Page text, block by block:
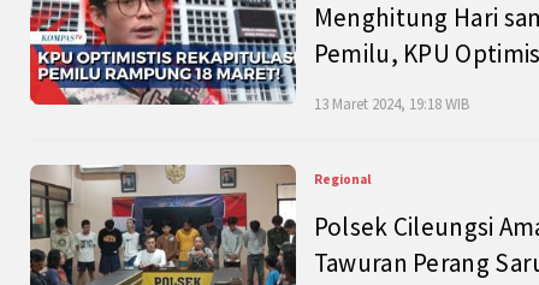
Menghitung Hari
Pemilu, KPU
13 Maret 2024, 19:18 WIB
Regional
Polsek Cileungsi
Tawuran Perang